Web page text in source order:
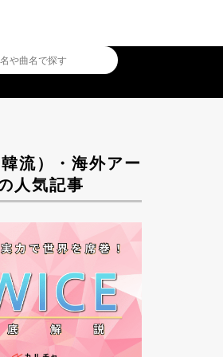
流）・海外アー
人気記事